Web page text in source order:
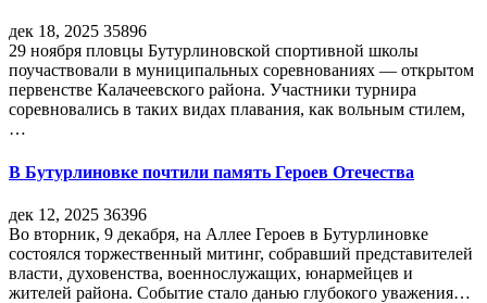
дек 18, 2025 35896
29 ноября пловцы Бутурлиновской спортивной школы
поучаствовали в муниципальных соревнованиях — открытом
первенстве Калачеевского района. Участники турнира
соревновались в таких видах плавания, как вольным стилем,
…
В Бутурлиновке почтили память Героев Отечества
дек 12, 2025 36396
Во вторник, 9 декабря, на Аллее Героев в Бутурлиновке
состоялся торжественный митинг, собравший представителей
власти, духовенства, военнослужащих, юнармейцев и
жителей района. Событие стало данью глубокого уважения…